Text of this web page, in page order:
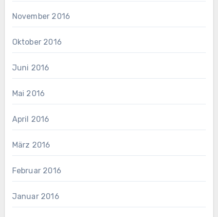
November 2016
Oktober 2016
Juni 2016
Mai 2016
April 2016
März 2016
Februar 2016
Januar 2016